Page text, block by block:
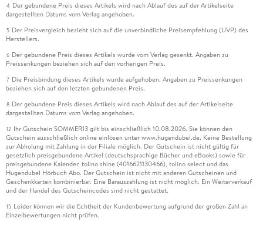
4 Der gebundene Preis dieses Artikels wird nach Ablauf des auf der Artikelseite
dargestellten Datums vom Verlag angehoben.
5 Der Preisvergleich bezieht sich auf die unverbindliche Preisempfehlung (UVP) des
Herstellers.
6 Der gebundene Preis dieses Artikels wurde vom Verlag gesenkt. Angaben zu
Preissenkungen beziehen sich auf den vorherigen Preis.
7 Die Preisbindung dieses Artikels wurde aufgehoben. Angaben zu Preissenkungen
beziehen sich auf den letzten gebundenen Preis.
8 Der gebundene Preis dieses Artikels wird nach Ablauf des auf der Artikelseite
dargestellten Datums vom Verlag angehoben.
12 Ihr Gutschein SOMMER13 gilt bis einschließlich 10.08.2026. Sie können den
Gutschein ausschließlich online einlösen unter www.hugendubel.de. Keine Bestellung
zur Abholung mit Zahlung in der Filiale möglich. Der Gutschein ist nicht gültig für
gesetzlich preisgebundene Artikel (deutschsprachige Bücher und eBooks) sowie für
preisgebundene Kalender, tolino shine (4016621130466), tolino select und das
Hugendubel Hörbuch Abo. Der Gutschein ist nicht mit anderen Gutscheinen und
Geschenkkarten kombinierbar. Eine Barauszahlung ist nicht möglich. Ein Weiterverkauf
und der Handel des Gutscheincodes sind nicht gestattet.
15 Leider können wir die Echtheit der Kundenbewertung aufgrund der großen Zahl an
Einzelbewertungen nicht prüfen.